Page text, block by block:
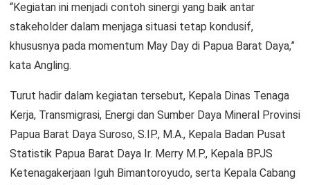
“Kegiatan ini menjadi contoh sinergi yang baik antar
stakeholder dalam menjaga situasi tetap kondusif,
khususnya pada momentum May Day di Papua Barat Daya,”
kata Angling.
Turut hadir dalam kegiatan tersebut, Kepala Dinas Tenaga
Kerja, Transmigrasi, Energi dan Sumber Daya Mineral Provinsi
Papua Barat Daya Suroso, S.IP., M.A., Kepala Badan Pusat
Statistik Papua Barat Daya Ir. Merry M.P., Kepala BPJS
Ketenagakerjaan Iguh Bimantoroyudo, serta Kepala Cabang